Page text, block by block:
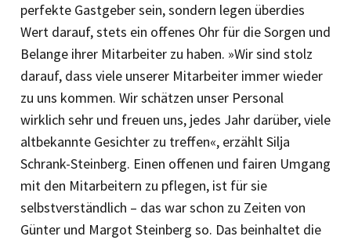
perfekte Gastgeber sein, sondern legen überdies
Wert darauf, stets ein offenes Ohr für die Sorgen und
Belange ihrer Mitarbeiter zu haben. »Wir sind stolz
darauf, dass viele unserer Mitarbeiter immer wieder
zu uns kommen. Wir schätzen ­unser Personal
wirklich sehr und freuen uns, jedes Jahr darüber, viele
altbekannte Gesichter zu treffen«, erzählt Silja
Schrank-Steinberg. Einen offenen und ­fairen Umgang
mit den Mitarbeitern zu pflegen, ist für sie
selbstverständlich – das war schon zu Zeiten von
Günter und Margot Steinberg so. Das beinhaltet die